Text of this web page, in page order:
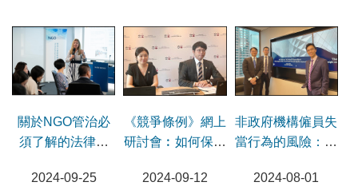
關於NGO管治必
須了解的法律事
識產權
2024-09-25
《競爭條例》網上
研討會︰如何保持
益
2024-09-12
非政府機構僱員失
當行為的風險：機
要承擔法律責任？
2024-08-01